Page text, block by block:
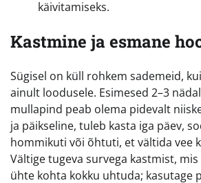
käivitamiseks.
Kastmine ja esmane
Sügisel on küll rohkem sademeid,
ainult loodusele. Esimesed 2–3
mullapind peab olema pidevalt
ja päikseline, tuleb kasta iga päev,
hommikuti või õhtuti, et vältida vee
Vältige tugeva survega kastmist,
ühte kohta kokku uhtuda; kasutage